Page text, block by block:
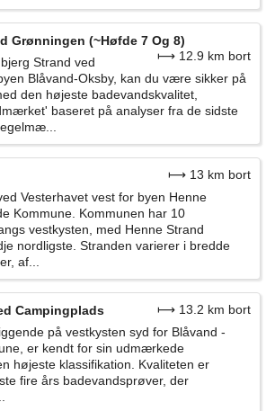
Grønningen (~Høfde 7 Og 8)
⟼ 12.9 km bort
Strand ved
Blåvand-Oksby, kan du være sikker på
den højeste badevandskvalitet,
baseret på analyser fra de sidste
⟼ 13 km bort
Vesterhavet vest for byen Henne
Kommune. Kommunen har 10
vestkysten, med Henne Strand
nordligste. Stranden varierer i bredde
af...
Campingplads
⟼ 13.2 km bort
på vestkysten syd for Blåvand -
er kendt for sin udmærkede
højeste klassifikation. Kvaliteten er
fire års badevandsprøver, der